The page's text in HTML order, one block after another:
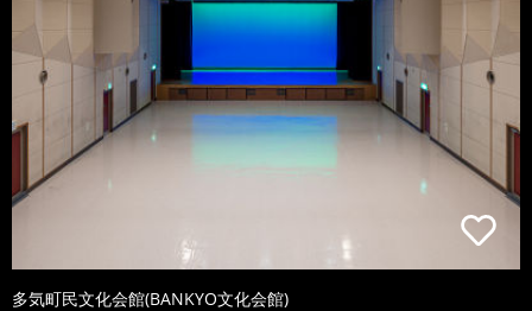
多気町民文化会館(BANKYO文化会館)